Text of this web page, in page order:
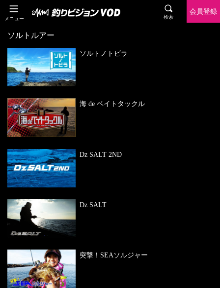
メニュー 検索
会員登録
ソルトルアー
ソルトノトビラ
海 de ベイトタックル
Dz SALT 2ND
Dz SALT
突撃！SEAソルジャー